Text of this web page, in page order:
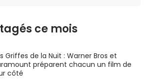
ce mois
Griffes de la Nuit : Warner Bros et
préparent chacun un film de
côté